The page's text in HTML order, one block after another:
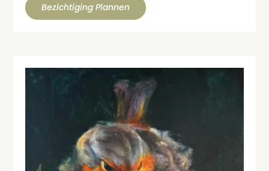
Bezichtiging Plannen